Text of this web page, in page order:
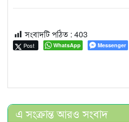
সংবাদটি পঠিত : 403
Post WhatsApp Messenger
এ সংক্রান্ত আরও সংবাদ